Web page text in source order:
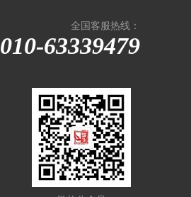
全国客服热线：
010-63339479